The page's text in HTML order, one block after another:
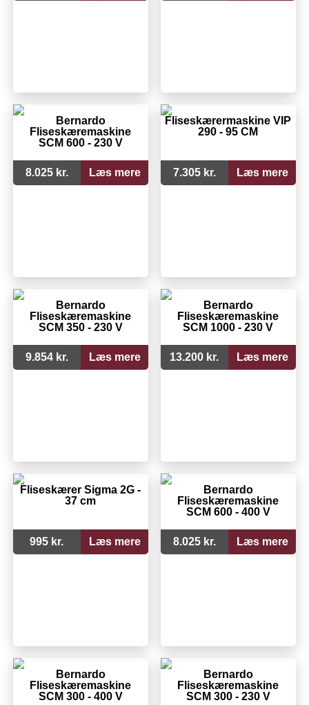
Bernardo
Fliseskæremaskine
SCM 600 - 230 V
8.025 kr. Læs mere
Fliseskærermaskine VIP
290 - 95 CM
7.305 kr. Læs mere
Bernardo
Fliseskæremaskine
SCM 350 - 230 V
9.854 kr. Læs mere
Bernardo
Fliseskæremaskine
SCM 1000 - 230 V
13.200 kr. Læs mere
Fliseskærer Sigma 2G -
37 cm
995 kr. Læs mere
Bernardo
Fliseskæremaskine
SCM 600 - 400 V
8.025 kr. Læs mere
Bernardo
Fliseskæremaskine
SCM 300 - 400 V
Bernardo
Fliseskæremaskine
SCM 300 - 230 V